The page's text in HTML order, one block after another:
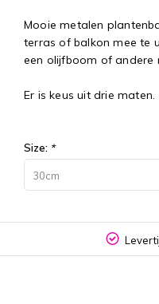
Mooie metalen
terras of balkon mee te
een olijfboom of andere
Er is keus uit drie maten.
Size: *
30cm